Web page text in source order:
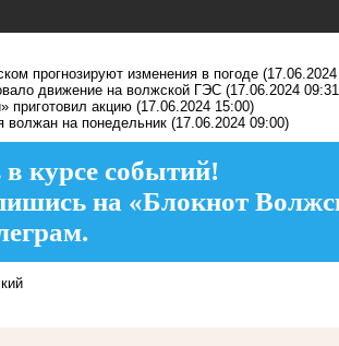
прогнозируют изменения в погоде
движение на волжской ГЭС (17.06.2024
приготовил акцию (17.06.2024 15:00)
волжан на понедельник (17.06.2024 09:00)
в курсе событий!
на «Блокнот